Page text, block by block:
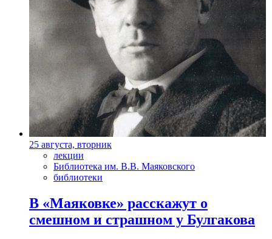
25 августа, вторник
лекции
Библиотека им. В.В. Маяковского
библиотеки
В «Маяковке» расскажут о
смешном и страшном у Булгакова